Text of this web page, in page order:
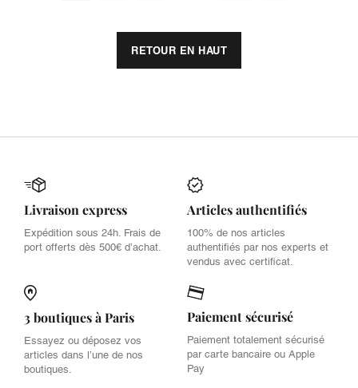
RETOUR EN HAUT
Livraison express
Expédition sous 24h. Frais de
port offerts dès 500€ d’achat.
Articles authentifiés
100% de nos articles
authentifiés par nos experts et
vendus avec certificat.
3 boutiques à Paris
Essayez ou déposez vos
articles dans l’une de nos
boutiques.
Paiement sécurisé
Paiement totalement sécurisé
par carte bancaire ou Apple
Pay